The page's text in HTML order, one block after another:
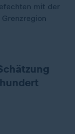
mit der